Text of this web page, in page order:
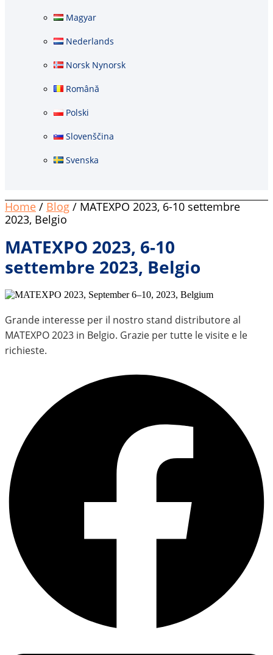
Magyar
Nederlands
Norsk Nynorsk
Română
Polski
Slovenščina
Svenska
Home / Blog / MATEXPO 2023, 6-10 settembre
2023, Belgio
MATEXPO 2023, 6-10
settembre 2023, Belgio
Grande interesse per il nostro stand distributore al
MATEXPO 2023 in Belgio. Grazie per tutte le visite e le
richieste.